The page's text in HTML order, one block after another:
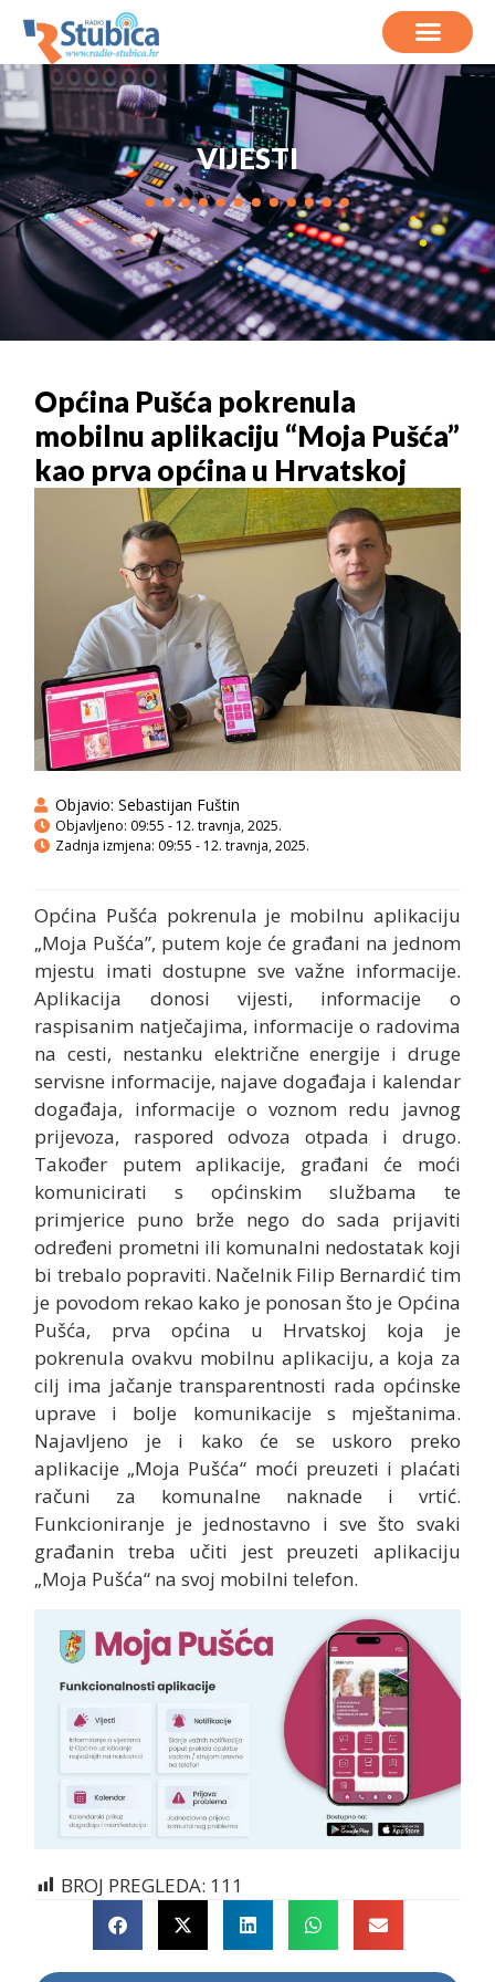
VIJESTI
Općina Pušća pokrenula
mobilnu aplikaciju “Moja Pušća”
kao prva općina u Hrvatskoj
Objavio: Sebastijan Fuštin
Objavljeno: 09:55 - 12. travnja, 2025.
Zadnja izmjena: 09:55 - 12. travnja, 2025.
Općina Pušća pokrenula je mobilnu aplikaciju
„Moja Pušća”, putem koje će građani na jednom
mjestu imati dostupne sve važne informacije.
Aplikacija donosi vijesti, informacije o
raspisanim natječajima, informacije o radovima
na cesti, nestanku električne energije i druge
servisne informacije, najave događaja i kalendar
događaja, informacije o voznom redu javnog
prijevoza, raspored odvoza otpada i drugo.
Također putem aplikacije, građani će moći
komunicirati s općinskim službama te
primjerice puno brže nego do sada prijaviti
određeni prometni ili komunalni nedostatak koji
bi trebalo popraviti. Načelnik Filip Bernardić tim
je povodom rekao kako je ponosan što je Općina
Pušća, prva općina u Hrvatskoj koja je
pokrenula ovakvu mobilnu aplikaciju, a koja za
cilj ima jačanje transparentnosti rada općinske
uprave i bolje komunikacije s mještanima.
Najavljeno je i kako će se uskoro preko
aplikacije „Moja Pušća“ moći preuzeti i plaćati
računi za komunalne naknade i vrtić.
Funkcioniranje je jednostavno i sve što svaki
građanin treba učiti jest preuzeti aplikaciju
„Moja Pušća“ na svoj mobilni telefon.
BROJ PREGLEDA: 111